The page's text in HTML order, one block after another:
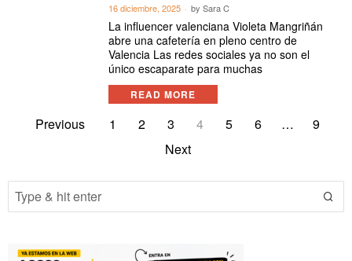
16 diciembre, 2025 bySara C
La influencer valenciana Violeta Mangriñán
abre una cafetería en pleno centro de
Valencia Las redes sociales ya no son el
único escaparate para muchas
READ MORE
Previous 1 2 3 4 5 6 …
9
Next